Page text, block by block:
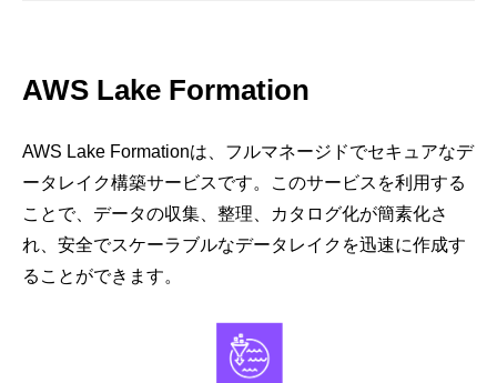
要を解説した後、AWS DEAの問題
AWS Lake Formation
AWS Lake Formationは、フルマネージドでセキュアなデ
ータレイク構築サービスです。このサービスを利用する
ことで、データの収集、整理、カタログ化が簡素化さ
れ、安全でスケーラブルなデータレイクを迅速に作成す
ることができます。